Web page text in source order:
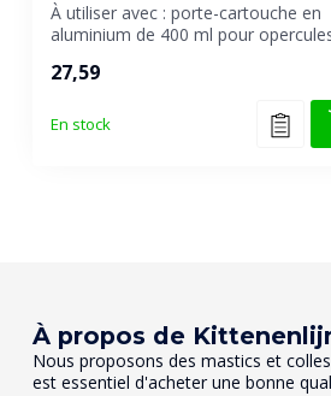
À utiliser avec : porte-cartouche en
aluminium de 400 ml pour
27,59
En stock
À propos de
Nous proposons des mastics et
est essentiel d'acheter une bonne